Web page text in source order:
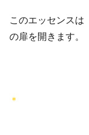
このエッセンスは
の扉を開きます。
＊